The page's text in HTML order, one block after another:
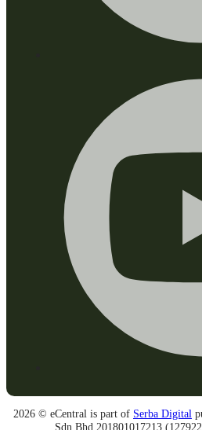
2026 © eCentral is part of Serba Digital
Sdn Bhd 201801017213